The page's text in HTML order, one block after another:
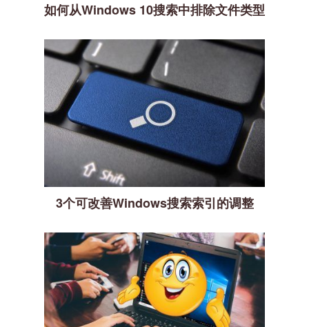
如何从Windows 10搜索中排除文件类型
3个可改善Windows搜索索引的调整